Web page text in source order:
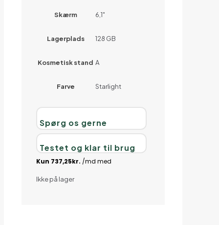
Skærm 6,1"
Lagerplads 128 GB
Kosmetisk stand A
Farve Starlight
Spørg os gerne
Testet og klar til brug
Ikke på lager